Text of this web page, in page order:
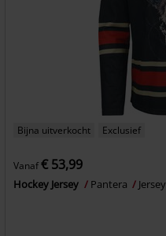
Bijna uitverkocht Exclusief
Vanaf€ 53,99
Hockey Jersey Pantera Jersey